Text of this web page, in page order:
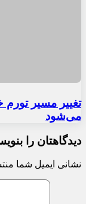
تغییر مسیر تورم
می‌شود
دیدگاهتان را
نشانی ایمیل شما